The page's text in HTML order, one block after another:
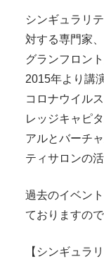
シンギュラリ
対する専門家
グランフロン
2015年より講
コロナウイル
レッジキャピ
アルとバーチ
ティサロンの
過去のイベン
ておりますの
【シンギュラ